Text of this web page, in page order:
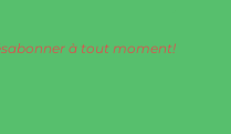
à tout moment!